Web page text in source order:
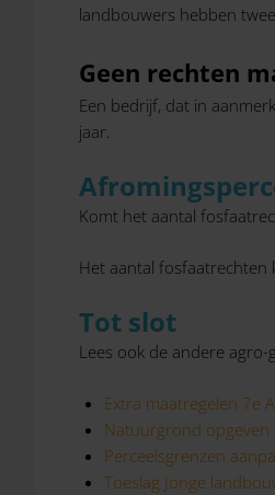
landbouwers hebben
Geen rechten
Een bedrijf, dat in
jaar.
Komt het aantal
Het aantal fosfaatrechten
Tot slot
Lees ook de andere
Extra maatregelen 7e
Natuurgrond opgeven
Perceelsgrenzen
Toeslag Jonge